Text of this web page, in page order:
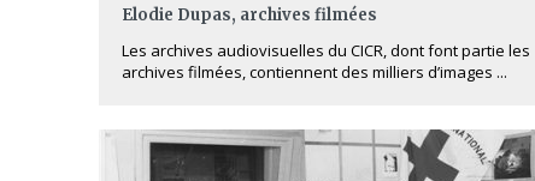
Elodie Dupas, archives filmées
Les archives audiovisuelles du CICR, dont font partie les
archives filmées, contiennent des milliers d’images ...